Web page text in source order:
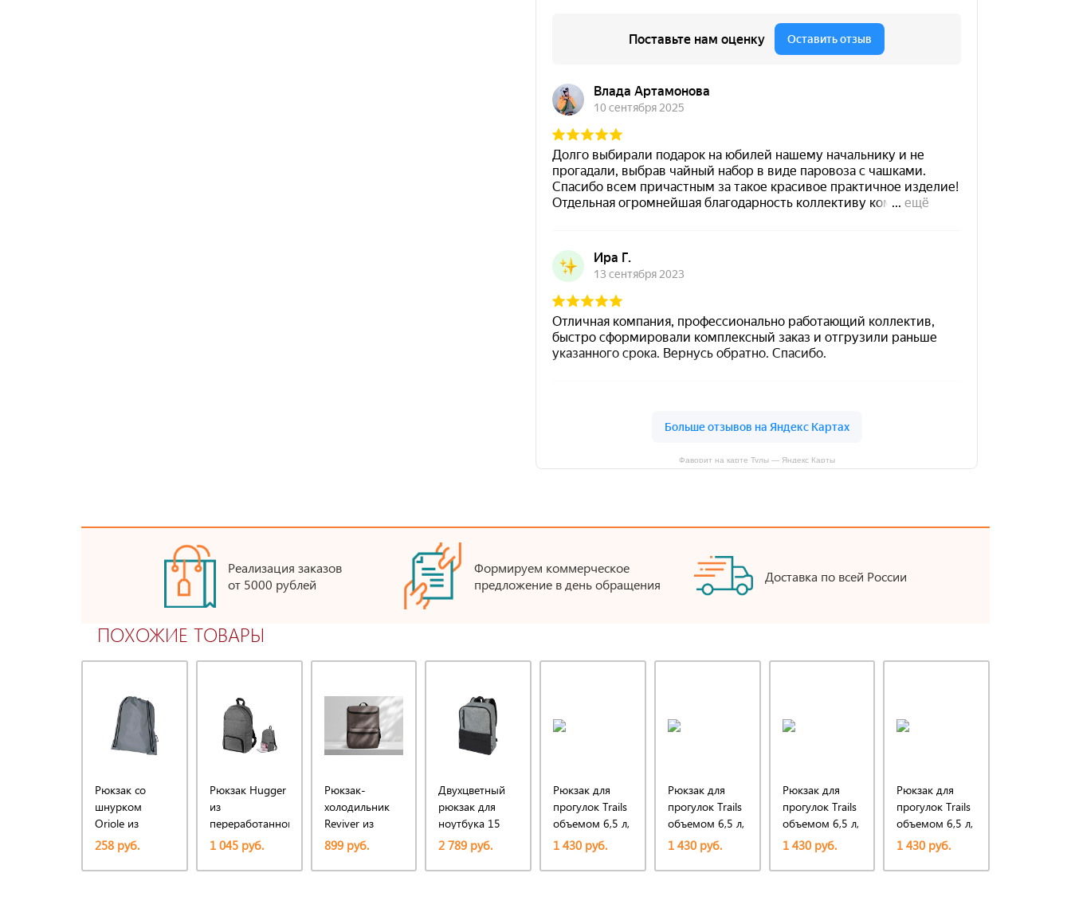
Фаворит на карте Тулы — Яндекс Карты
Реализация заказов
от 5000 рублей
Формируем коммерческое
предложение в день обращения
Доставка по всей России
ПОХОЖИЕ ТОВАРЫ
Рюкзак со
шнурком
Oriole из
переработанного
ПЭТ, серый
258 руб.
Рюкзак Hugger
из
переработанного
пластика с
отделением-
холодильником
1 045 руб.
Рюкзак-
холодильник
Reviver из
переработанного
пластика,
серый
899 руб.
Двухцветный
рюкзак для
ноутбука 15
Reclaim
объемом 14 л,
изготовленный
2 789 руб.
Рюкзак для
прогулок Trails
объемом 6,5 л,
изготовленный
переработанного
1 430 руб.
Рюкзак для
прогулок Trails
объемом 6,5 л,
изготовленный
переработанного
1 430 руб.
Рюкзак для
прогулок Trails
объемом 6,5 л,
изготовленный
переработанного
1 430 руб.
Рюкзак для
прогулок Trails
объемом 6,5 л,
изготовленный
переработанного
1 430 руб.